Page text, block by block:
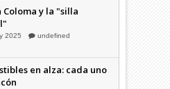
Coloma y la "silla
2025 undefined
en alza: cada uno